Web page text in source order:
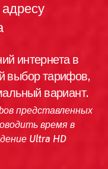
интернета в
выбор тарифов,
вариант.
представленных
время в
Ultra HD